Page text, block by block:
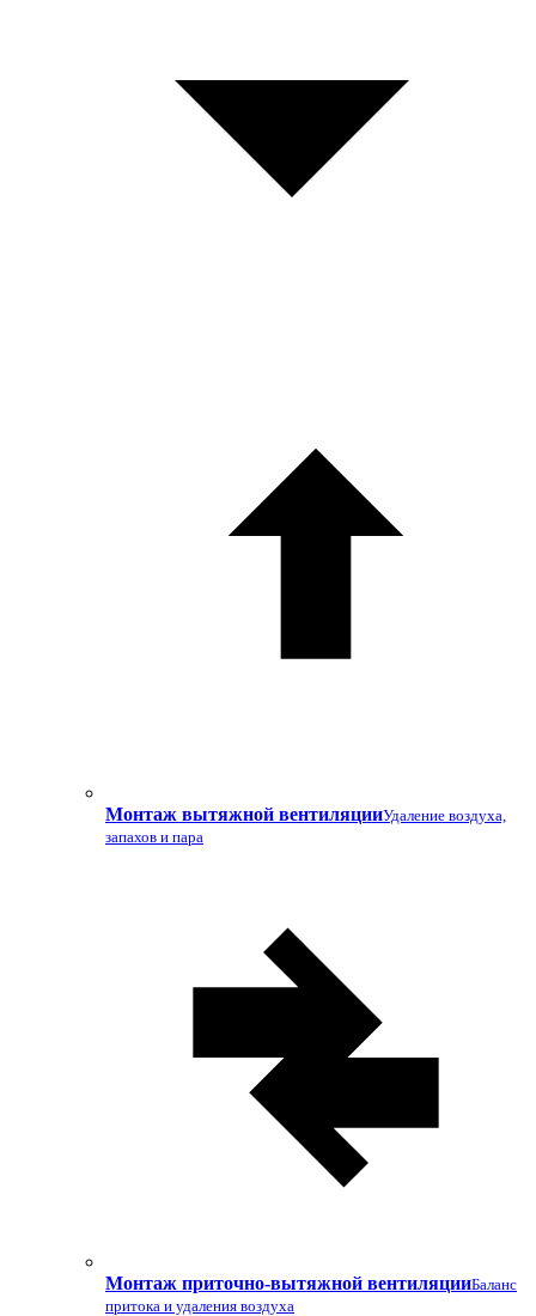
Монтаж вытяжной вентиляцииУдаление воздуха,
запахов и пара
Монтаж приточно-вытяжной вентиляцииБаланс
притока и удаления воздуха